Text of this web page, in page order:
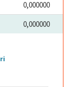
0,000000
0,000000